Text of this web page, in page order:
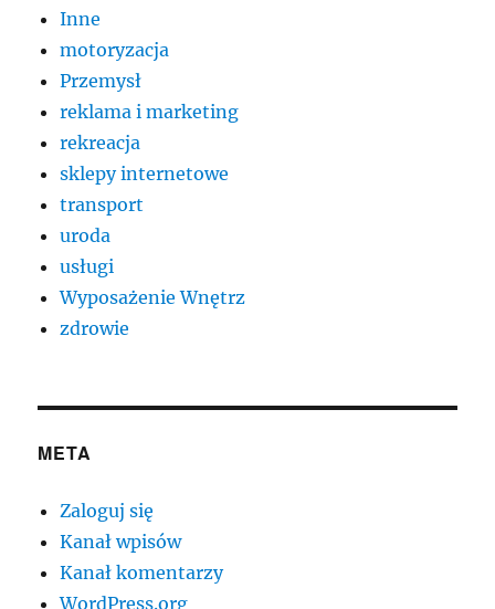
Inne
motoryzacja
Przemysł
reklama i marketing
rekreacja
sklepy internetowe
transport
uroda
usługi
Wyposażenie Wnętrz
zdrowie
META
Zaloguj się
Kanał wpisów
Kanał komentarzy
WordPress.org